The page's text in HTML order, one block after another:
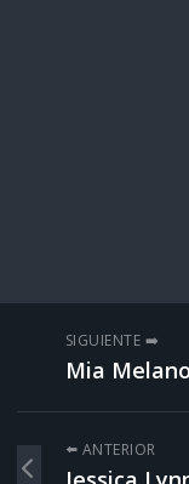
SIGUIENTE ➡️
Mia Melano
⬅️ ANTERIOR